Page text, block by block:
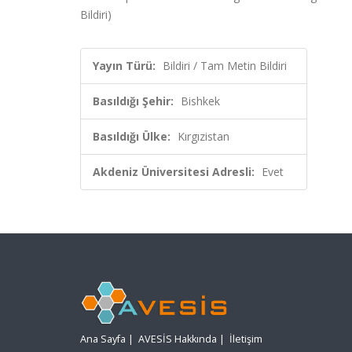
Bildiri)
Yayın Türü: Bildiri / Tam Metin Bildiri
Basıldığı Şehir: Bishkek
Basıldığı Ülke: Kırgızistan
Akdeniz Üniversitesi Adresli: Evet
Ana Sayfa | AVESİS Hakkında | İletişim